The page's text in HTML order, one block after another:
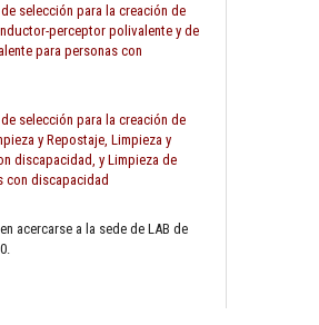
selección para la creación de
perceptor polivalente y de
para personas con
selección para la creación de
y Repostaje, Limpieza y
discapacidad, y Limpieza de
con discapacidad
acercarse a la sede de LAB de